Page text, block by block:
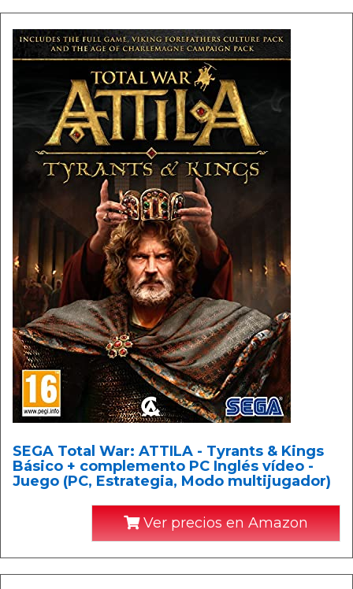
SEGA Total War: ATTILA - Tyrants & Kings
Básico + complemento PC Inglés vídeo -
Juego (PC, Estrategia, Modo multijugador)
Ver precios en Amazon